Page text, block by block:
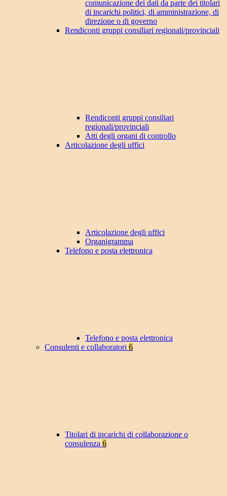
comunicazione dei dati da parte dei titolari
di incarichi politici, di amministrazione, di
direzione o di governo
Rendiconti gruppi consiliari regionali/provinciali
Rendiconti gruppi consiliari
regionali/provinciali
Atti degli organi di controllo
Articolazione degli uffici
Articolazione degli uffici
Organigramma
Telefono e posta elettronica
Telefono e posta elettronica
Consulenti e collaboratori 6
Titolari di incarichi di collaborazione o
consulenza 6